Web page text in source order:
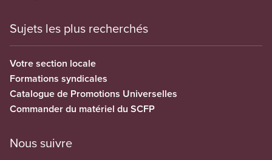
Sujets les plus recherchés
Votre section locale
Formations syndicales
Catalogue de Promotions Universelles
Commander du matériel du SCFP
Nous suivre